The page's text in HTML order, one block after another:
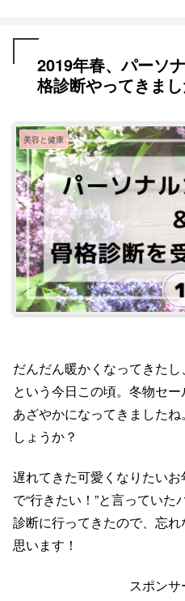
2019年春、パーソ
格診断やってきまし
美容と健康
だんだん暖かくなってきた
という今日この頃。冬物セ
あざやかになってきました
しょうか？
遅れてきた可愛くなりたい
で“行きたい！”と言ってい
診断に行ってきたので、忘
思います！
スポンサ